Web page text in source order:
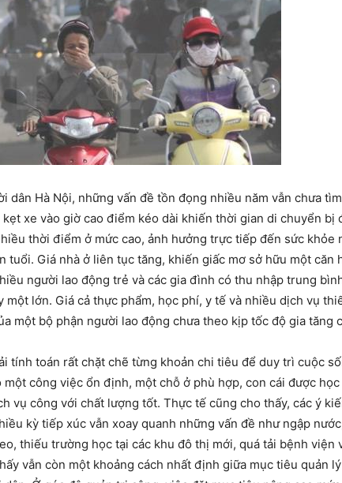
dân Hà Nội, những vấn đề tồn đọng nhiều năm vẫn chưa
xe vào giờ cao điểm kéo dài khiến thời gian di chuyển bị
thời điểm ở mức cao, ảnh hưởng trực tiếp đến sức khỏe
tuổi. Giá nhà ở liên tục tăng, khiến giấc mơ sở hữu một căn
người lao động trẻ và các gia đình có thu nhập trung
một lớn. Giá cả thực phẩm, học phí, y tế và nhiều dịch vụ
một bộ phận người lao động chưa theo kịp tốc độ gia tăng
tính toán rất chặt chẽ từng khoản chi tiêu để duy trì cuộc
một công việc ổn định, một chỗ ở phù hợp, con cái được
vụ công với chất lượng tốt. Thực tế cũng cho thấy, các ý
kỳ tiếp xúc vẫn xoay quanh những vấn đề như ngập
thiếu trường học tại các khu đô thị mới, quá tải bệnh viện
vẫn còn một khoảng cách nhất định giữa mục tiêu quản